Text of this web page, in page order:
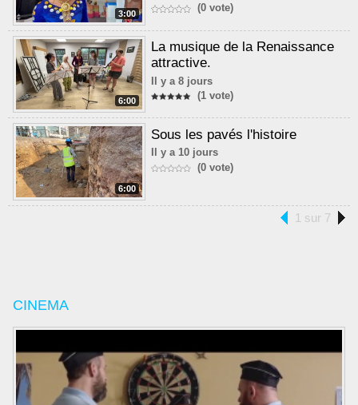
3:00
(0 vote)
6:00
La musique de la Renaissance
attractive.
Il y a 8 jours
(1 vote)
6:00
Sous les pavés l'histoire
Il y a 10 jours
(0 vote)
1 sur 7
CINEMA